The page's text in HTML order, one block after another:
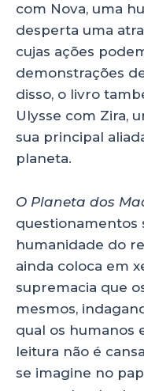
com Nova, uma
desperta uma
cujas ações
demonstrações
disso, o livro
Ulysse com Zira,
sua principal
planeta.
O Planeta dos
questionamentos
humanidade do
ainda coloca em
supremacia que
mesmos,
qual os humanos
leitura não é
se imagine no